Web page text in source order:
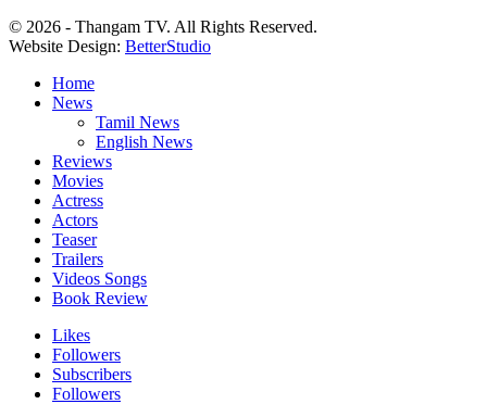
© 2026 - Thangam TV. All Rights Reserved.
Website Design: BetterStudio
Home
News
Tamil News
English News
Reviews
Movies
Actress
Actors
Teaser
Trailers
Videos Songs
Book Review
Likes
Followers
Subscribers
Followers